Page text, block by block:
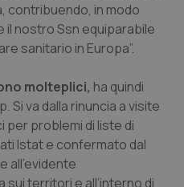
Testa Collo
contribuendo, in modo
nostro Ssn equiparabile
sanitario in Europa”.
molteplici, ha quindi
Si va dalla rinuncia a visite
problemi di liste di
Istat e confermato dal
all’evidente
territori e all’interno di